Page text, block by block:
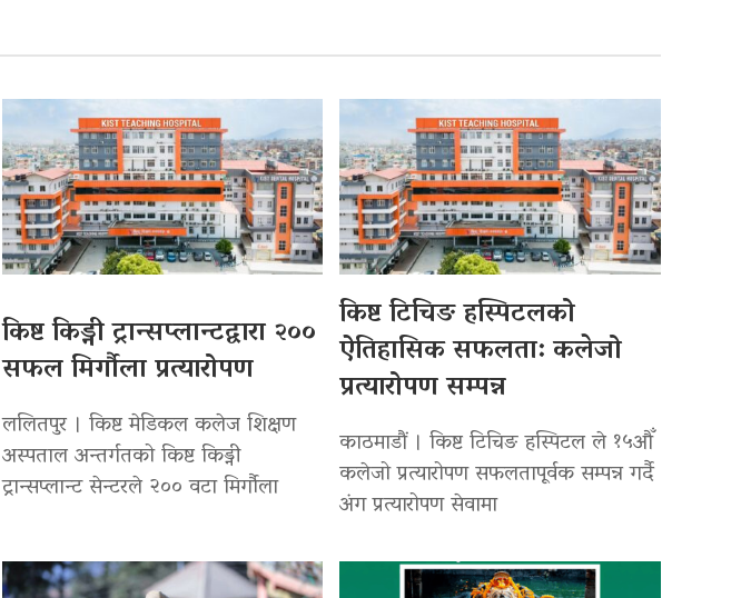
किष्ट किड्नी ट्रान्सप्लान्टद्वारा २००
सफल मिर्गौला प्रत्यारोपण
ललितपुर । किष्ट मेडिकल कलेज शिक्षण
अस्पताल अन्तर्गतको किष्ट किड्नी
ट्रान्सप्लान्ट सेन्टरले २०० वटा मिर्गौला
किष्ट टिचिङ हस्पिटलको
ऐतिहासिक सफलता: कलेजो
प्रत्यारोपण सम्पन्न
काठमाडौं । किष्ट टिचिङ हस्पिटल ले १५औँ
कलेजो प्रत्यारोपण सफलतापूर्वक सम्पन्न गर्दै
अंग प्रत्यारोपण सेवामा